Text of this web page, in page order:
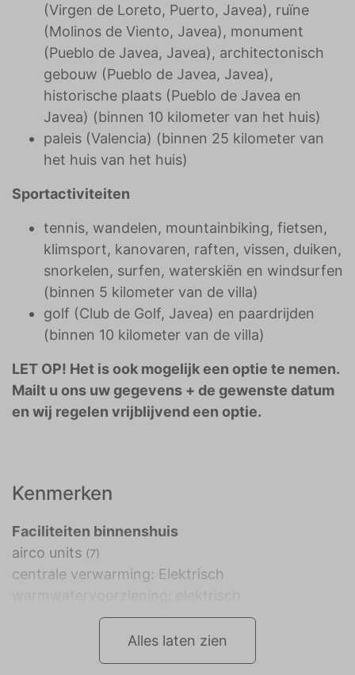
(Virgen de Loreto, Puerto, Javea), ruïne
(Molinos de Viento, Javea), monument
(Pueblo de Javea, Javea), architectonisch
gebouw (Pueblo de Javea, Javea),
historische plaats (Pueblo de Javea en
Javea) (binnen 10 kilometer van het huis)
paleis (Valencia) (binnen 25 kilometer van
het huis van het huis)
Sportactiviteiten
tennis, wandelen, mountainbiking, fietsen,
klimsport, kanovaren, raften, vissen, duiken,
snorkelen, surfen, waterskiën en windsurfen
(binnen 5 kilometer van de villa)
golf (Club de Golf, Javea) en paardrijden
(binnen 10 kilometer van de villa)
LET OP! Het is ook mogelijk een optie te nemen.
Mailt u ons uw gegevens + de gewenste datum
en wij regelen vrijblijvend een optie.
Kenmerken
Faciliteiten binnenshuis
airco units (7)
centrale verwarming: Elektrisch
Alles laten zien